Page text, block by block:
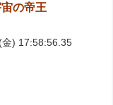
の帝王
金) 17:58:56.35